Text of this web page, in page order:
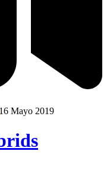
16 Mayo 2019